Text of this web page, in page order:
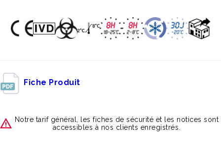
Fiche Produit
Notre tarif général, les fiches de sécurité et les notices sont
accessibles à nos clients enregistrés.